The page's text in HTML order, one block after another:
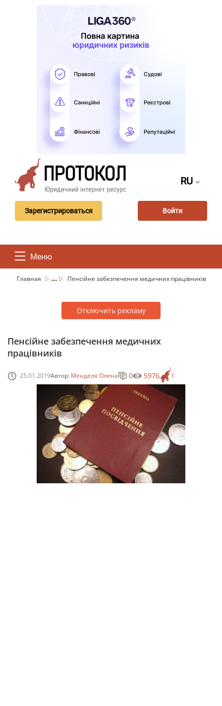
RU
Зарегистрироваться Войти
Меню
Главная ... Пенсійне забезпечення медичних працівників
Отключить рекламу
Пенсійне забезпечення медичних
працівників
25.01.2019Автор: Менделя Олена 1
0 5976